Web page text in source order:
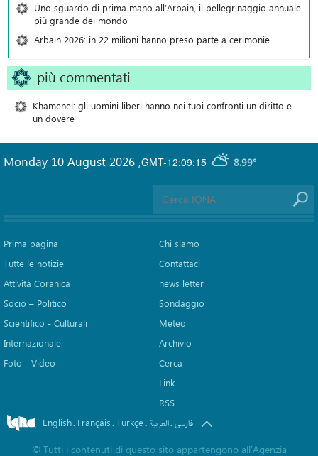
Uno sguardo di prima mano all’Arbain, il pellegrinaggio annuale
più grande del mondo
Arbain 2026: in 22 milioni hanno preso parte a cerimonie
più commentati
Khamenei: gli uomini liberi hanno nei tuoi confronti un diritto e
un dovere
GMT-12:09:15 8.99°
Monday 10 August 2026 ,
Prima pagina
Tutte le notizie
Attività Coranica
Socio – Politico
Scientifico - Culturali
Internazionale
Foto - Video
Chi siamo
Contattaci
news letter
Sondaggio
Meteo
Archivio
Cerca
Link
RSS
English. Français.Türkçe. العربیة.فارسی
© Tutti i contenuti di questo sito appartengono all'Agenzia